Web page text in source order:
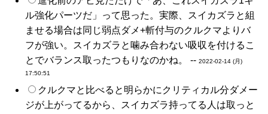
ル強化パーツだ」って思った。実際、スイカズラと組
ませる場合は同じ弱点ダメ+斬付与のクルクマよりバ
フが強い。スイカズラと噛み合わない吸収を付けるこ
とでバランス取ったつもりなのかね。 -- 2022-02-14 (月)
17:50:51
クルクマと比べると明らかにクリティカル分ダメー
ジが上がってるから、スイカズラ持ってる人は取っと